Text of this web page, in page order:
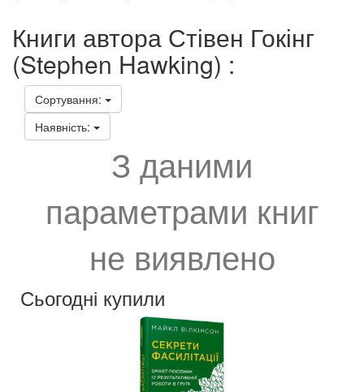
Книги автора Стівен Гокінг
(Stephen Hawking) :
Сортування:
Наявність:
З даними
параметрами книг
не виявлено
Сьогодні купили